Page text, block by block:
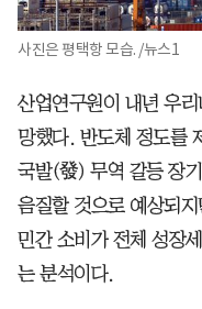
사진은 평택항 모습. /뉴스1
산업연구원이 내년 우
망했다. 반도체 정도를
국발(發) 무역 갈등 장
음질할 것으로 예상되
민간 소비가 전체 성장
는 분석이다.